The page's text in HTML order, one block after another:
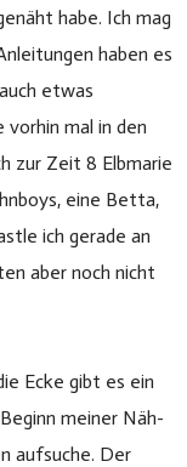
habe. Ich mag
haben es
etwas
vorhin mal in den
zur Zeit 8 Elbmarie
eine Betta,
ich gerade an
aber noch nicht
Ecke gibt es ein
meiner Näh-
aufsuche. Der